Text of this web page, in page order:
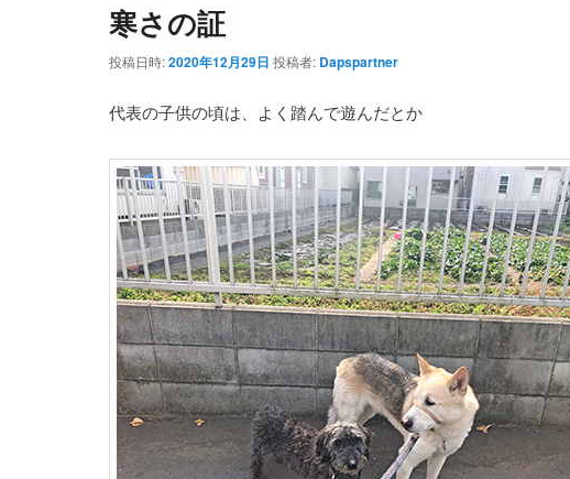
寒さの証
投稿日時:2020年12月29日 投稿者: Dapspartner
代表の子供の頃は、よく踏んで遊んだとか